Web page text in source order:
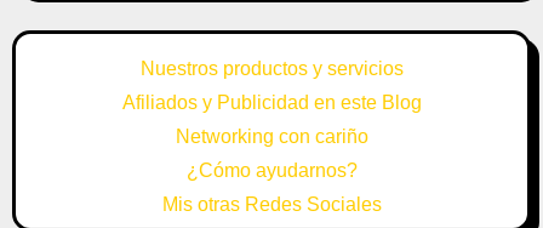
Nuestros productos y servicios
Afiliados y Publicidad en este Blog
Networking con cariño
¿Cómo ayudarnos?
Mis otras Redes Sociales